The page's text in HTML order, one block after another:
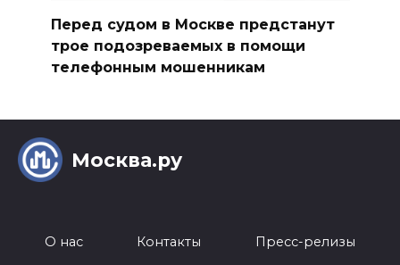
Перед судом в Москве предстанут
трое подозреваемых в помощи
телефонным мошенникам
Москва.ру
О нас Контакты Пресс-релизы